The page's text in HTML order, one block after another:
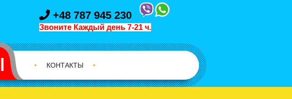
+48 787 945 230
Звоните Каждый день 7-21 ч.
• КОНТАКТЫ •